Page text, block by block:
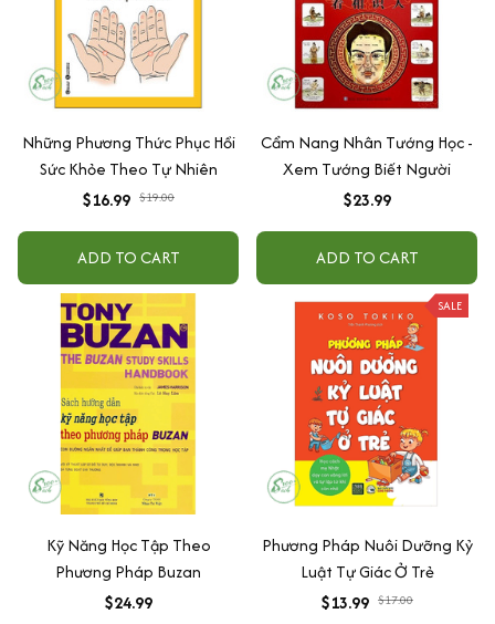
Những Phương Thức Phục Hồi
Sức Khỏe Theo Tự Nhiên
$16.99 $19.00
ADD TO CART
Cẩm Nang Nhân Tướng Học -
Xem Tướng Biết Người
$23.99
ADD TO CART
Kỹ Năng Học Tập Theo
Phương Pháp Buzan
$24.99
SALE
Phương Pháp Nuôi Dưỡng Kỷ
Luật Tự Giác Ở Trẻ
$13.99 $17.00